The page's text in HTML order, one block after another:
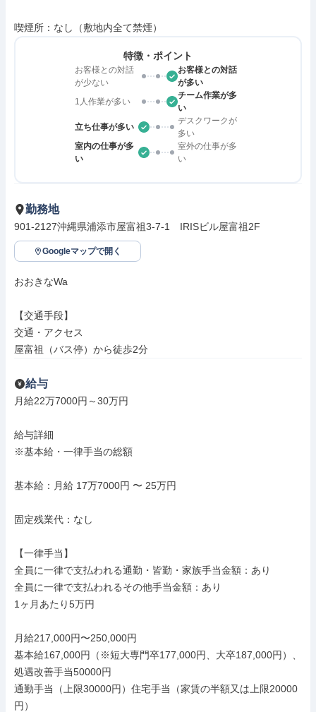
喫煙所：なし（敷地内全て禁煙）
特徴・ポイント
お客様との対話
が少ない
お客様との対話
が多い
1人作業が多い
チーム作業が多
い
立ち仕事が多い
デスクワークが
多い
室内の仕事が多
い
室外の仕事が多
い
勤務地
901-2127沖縄県浦添市屋富祖3-7-1　IRISビル屋富祖2F
Googleマップで開く
おおきなWa
【交通手段】
交通・アクセス
屋富祖（バス停）から徒歩2分
給与
月給22万7000円～30万円
給与詳細
※基本給・一律手当の総額
基本給：月給 17万7000円 〜 25万円
固定残業代：なし
【一律手当】
全員に一律で支払われる通勤・皆勤・家族手当金額：あり
全員に一律で支払われるその他手当金額：あり
1ヶ月あたり5万円
月給217,000円〜250,000円
基本給167,000円（※短大専門卒177,000円、大卒187,000円）、
処遇改善手当50000円
通勤手当（上限30000円）住宅手当（家賃の半額又は上限20000
円）